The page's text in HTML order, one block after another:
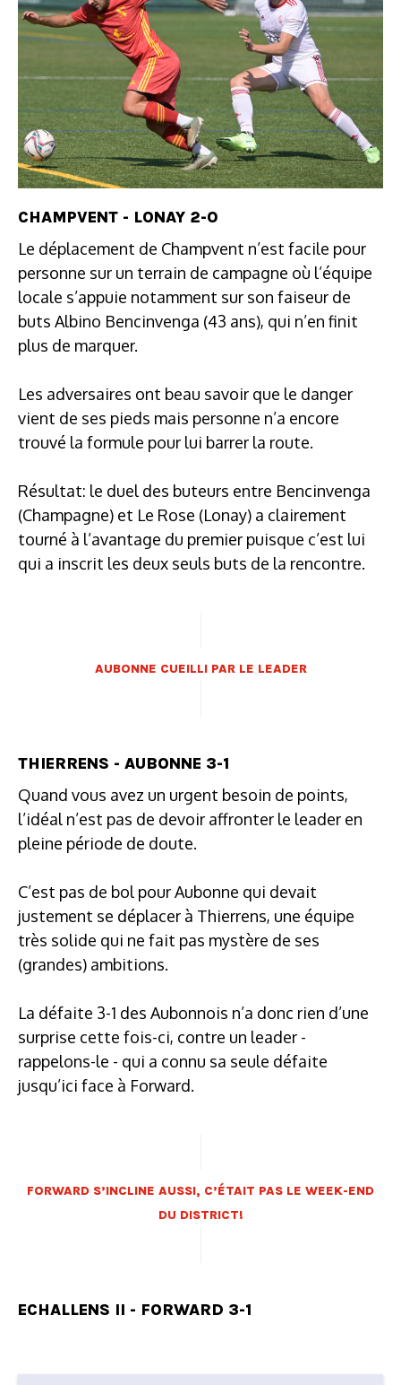
CHAMPVENT - LONAY 2-0
Le déplacement de Champvent n’est facile pour
personne sur un terrain de campagne où l’équipe
locale s’appuie notamment sur son faiseur de
buts Albino Bencinvenga (43 ans), qui n’en finit
plus de marquer.
Les adversaires ont beau savoir que le danger
vient de ses pieds mais personne n’a encore
trouvé la formule pour lui barrer la route.
Résultat: le duel des buteurs entre Bencinvenga
(Champagne) et Le Rose (Lonay) a clairement
tourné à l’avantage du premier puisque c’est lui
qui a inscrit les deux seuls buts de la rencontre.
AUBONNE CUEILLI PAR LE LEADER
THIERRENS - AUBONNE 3-1
Quand vous avez un urgent besoin de points,
l’idéal n’est pas de devoir affronter le leader en
pleine période de doute.
C’est pas de bol pour Aubonne qui devait
justement se déplacer à Thierrens, une équipe
très solide qui ne fait pas mystère de ses
(grandes) ambitions.
La défaite 3-1 des Aubonnois n’a donc rien d’une
surprise cette fois-ci, contre un leader -
rappelons-le - qui a connu sa seule défaite
jusqu’ici face à Forward.
FORWARD S’INCLINE AUSSI, C’ÉTAIT PAS LE WEEK-END
DU DISTRICT!
ECHALLENS II - FORWARD 3-1